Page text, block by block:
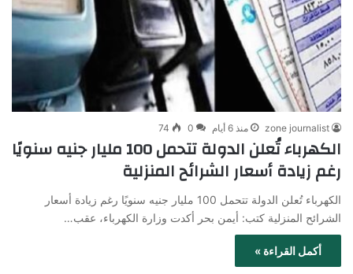
zone journalist منذ 6 أيام 0
74
الكهرباء تُعلن الدولة تتحمل 100 مليار جنيه سنويًا
رغم زيادة أسعار الشرائح المنزلية
الكهرباء تُعلن الدولة تتحمل 100 مليار جنيه سنويًا رغم زيادة أسعار
الشرائح المنزلية كتب: أيمن بحر أكدت وزارة الكهرباء، عقب…
أكمل القراءة »